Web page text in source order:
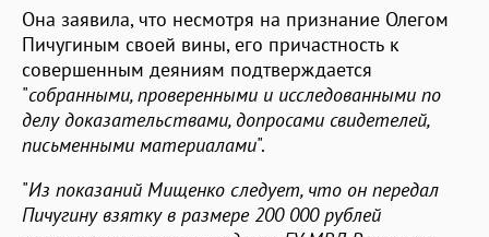
Она заявила, что несмотря на признание Олегом
Пичугиным своей вины, его причастность к
совершенным деяниям подтверждается
"собранными, проверенными и исследованными по
делу доказательствами, допросами свидетелей,
письменными материалами".
"Из показаний Мищенко следует, что он передал
Пичугину взятку в размере 200 000 рублей